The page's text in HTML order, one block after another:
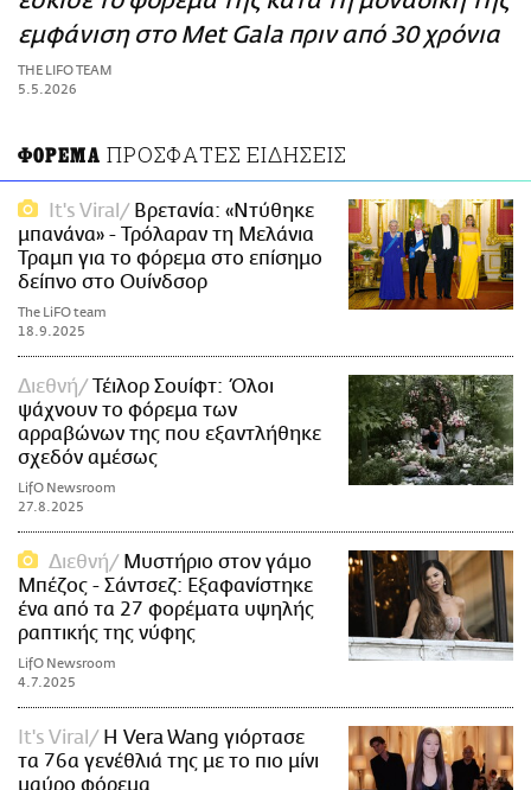
ΑΜΠΑ
PRINT
εμφάνιση στο Met Gala πριν από 30 χρόνια
THE LIFO TEAM
5.5.2026
ΦΟΡΕΜΑ ΠΡΟΣΦΑΤΕΣ ΕΙΔΗΣΕΙΣ
It's Viral
Βρετανία: «Ντύθηκε
μπανάνα» - Τρόλαραν τη Μελάνια
Τραμπ για το φόρεμα στο επίσημο
δείπνο στο Ουίνδσορ
The LiFO team
18.9.2025
Διεθνή
Τέιλορ Σουίφτ: Όλοι
ψάχνουν το φόρεμα των
αρραβώνων της που εξαντλήθηκε
σχεδόν αμέσως
LifO Newsroom
27.8.2025
Διεθνή
Μυστήριο στον γάμο
Μπέζος - Σάντσεζ: Εξαφανίστηκε
ένα από τα 27 φορέματα υψηλής
ραπτικής της νύφης
LifO Newsroom
4.7.2025
It's Viral
Η Vera Wang γιόρτασε
τα 76α γενέθλιά της με το πιο μίνι
μαύρο φόρεμα